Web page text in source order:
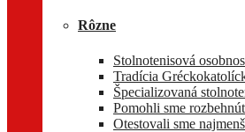
Rôzne
Stolnotenisová
Tradícia
Špecializovaná
Pomohli sme
Otestovali sme